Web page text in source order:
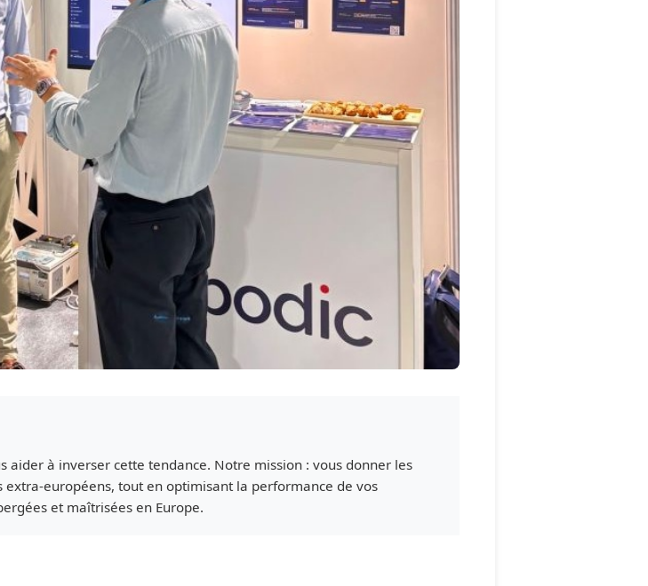
aider à inverser cette tendance. Notre mission : vous donner les
européens, tout en optimisant la performance de vos
et maîtrisées en Europe.